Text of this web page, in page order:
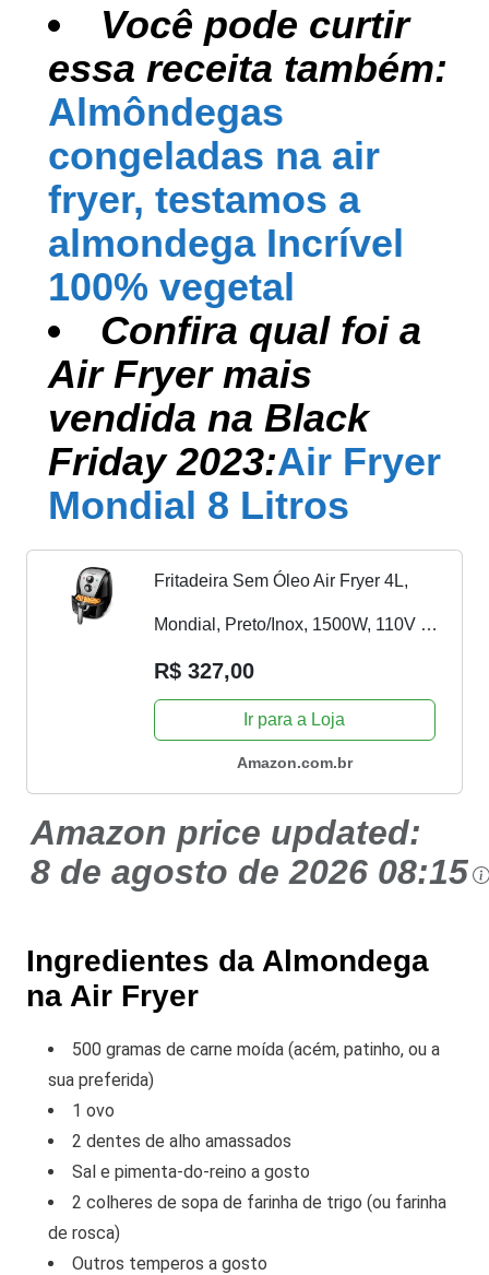
Você pode curtir
essa receita também:
Almôndegas
congeladas na air
fryer, testamos a
almondega Incrível
100% vegetal
Confira qual foi a
Air Fryer mais
vendida na Black
Friday 2023:Air Fryer
Mondial 8 Litros
Fritadeira Sem Óleo Air Fryer 4L,
Mondial, Preto/Inox, 1500W, 110V -
AFN-40-BI
R$ 327,00
Ir para a Loja
Amazon.com.br
Amazon price updated:
8 de agosto de 2026 08:15
Ingredientes da Almondega
na Air Fryer
500 gramas de carne moída (acém, patinho, ou a
sua preferida)
1 ovo
2 dentes de alho amassados
Sal e pimenta-do-reino a gosto
2 colheres de sopa de farinha de trigo (ou farinha
de rosca)
Outros temperos a gosto